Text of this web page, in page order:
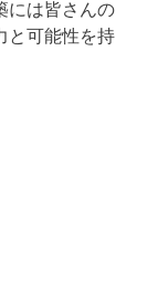
には皆さんの
と可能性を持